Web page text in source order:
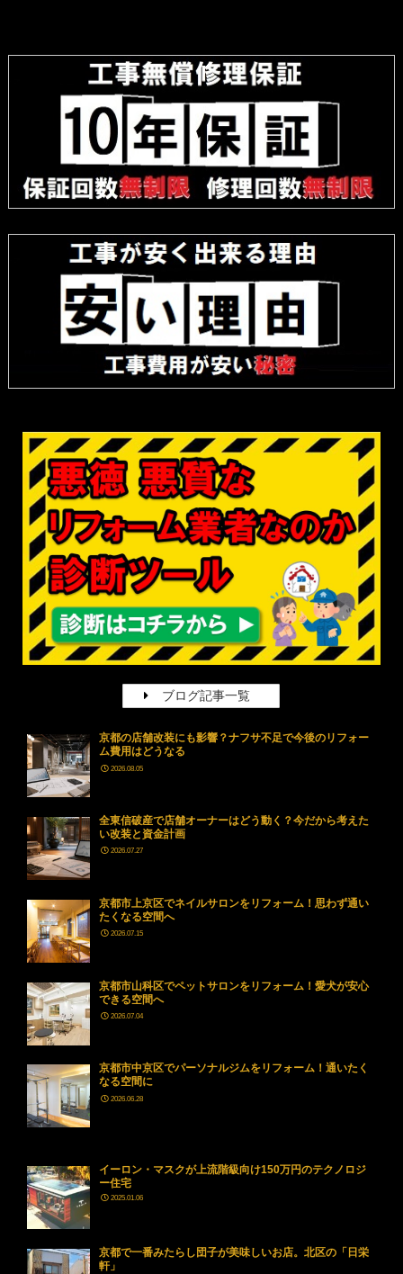
ブログ記事一覧
京都の店舗改装にも影響？ナフサ不足で今後のリフォー
ム費用はどうなる
2026.08.05
全東信破産で店舗オーナーはどう動く？今だから考えた
い改装と資金計画
2026.07.27
京都市上京区でネイルサロンをリフォーム！思わず通い
たくなる空間へ
2026.07.15
京都市山科区でペットサロンをリフォーム！愛犬が安心
できる空間へ
2026.07.04
京都市中京区でパーソナルジムをリフォーム！通いたく
なる空間に
2026.06.28
イーロン・マスクが上流階級向け150万円のテクノロジ
ー住宅
2025.01.06
京都で一番みたらし団子が美味しいお店。北区の「日栄
軒」